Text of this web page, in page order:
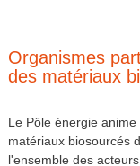
Organismes
des matériaux
Le Pôle énergie
matériaux biosourcés
l'ensemble des